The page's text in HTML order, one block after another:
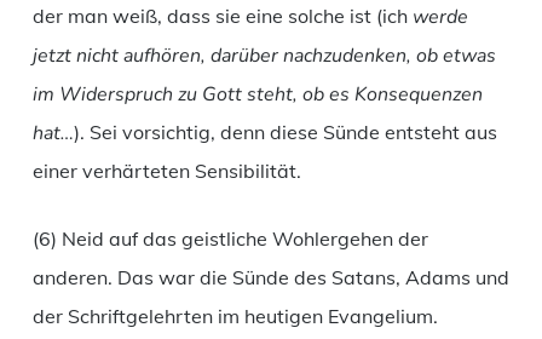
der man weiß, dass sie eine solche ist (ich werde
jetzt nicht aufhören, darüber nachzudenken, ob etwas
im Widerspruch zu Gott steht, ob es Konsequenzen
hat…). Sei vorsichtig, denn diese Sünde entsteht aus
einer verhärteten Sensibilität.
(6) Neid auf das geistliche Wohlergehen der
anderen. Das war die Sünde des Satans, Adams und
der Schriftgelehrten im heutigen Evangelium.